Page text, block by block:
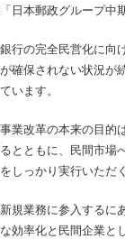
日本郵政グループ中
行の完全民営化に向
確保されない状況
います。
業改革の本来の目的
とともに、民間市場
しっかり実行いただ
規業務に参入するに
効率化と民間企業と